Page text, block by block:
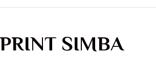
SIMBA